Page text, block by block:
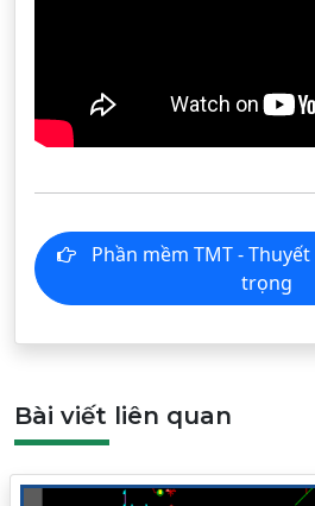
Phần mềm TMT - Thuyết minh tính toán tải
trọng
Bài viết liên quan